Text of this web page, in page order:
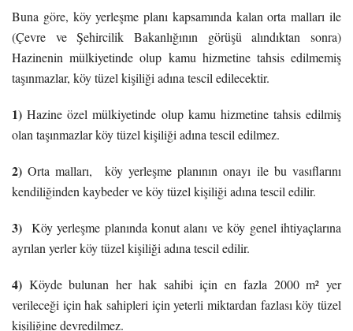
Buna göre, köy yerleşme planı kapsamında kalan orta malları ile
(Çevre ve Şehircilik Bakanlığının görüşü alındıktan sonra)
Hazinenin mülkiyetinde olup kamu hizmetine tahsis edilmemiş
taşınmazlar, köy tüzel kişiliği adına tescil edilecektir.
1) Hazine özel mülkiyetinde olup kamu hizmetine tahsis edilmiş
olan taşınmazlar köy tüzel kişiliği adına tescil edilmez.
2) Orta malları, köy yerleşme planının onayı ile bu vasıflarını
kendiliğinden kaybeder ve köy tüzel kişiliği adına tescil edilir.
3) Köy yerleşme planında konut alanı ve köy genel ihtiyaçlarına
ayrılan yerler köy tüzel kişiliği adına tescil edilir.
4) Köyde bulunan her hak sahibi için en fazla 2000 m² yer
verileceği için hak sahipleri için yeterli miktardan fazlası köy tüzel
kişiliğine devredilmez.